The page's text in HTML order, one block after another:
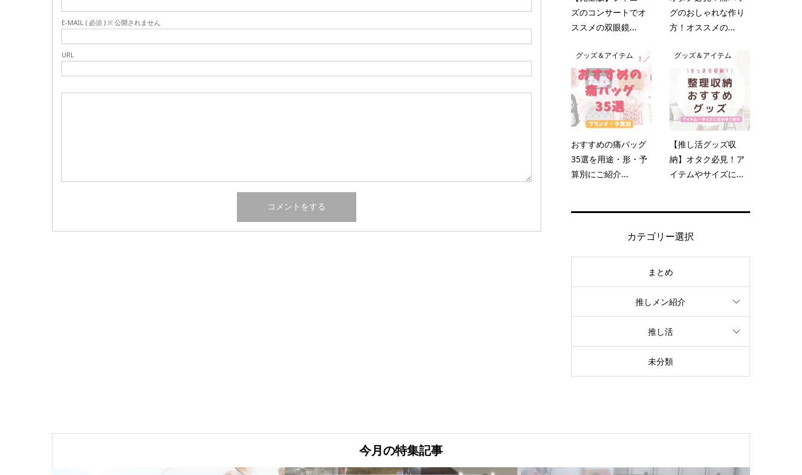
E-MAIL ( 必須 ) ※ 公開されません
URL
ズのコンサートでオ
ススメの双眼鏡...
グのおしゃれな作り
方！オススメの...
グッズ＆アイテム
おすすめの痛バッグ
35選を用途・形・予
算別にご紹介...
グッズ＆アイテム
【推し活グッズ収
納】オタク必見！ア
イテムやサイズに...
カテゴリー選択
まとめ
推しメン紹介
推し活
未分類
今月の特集記事